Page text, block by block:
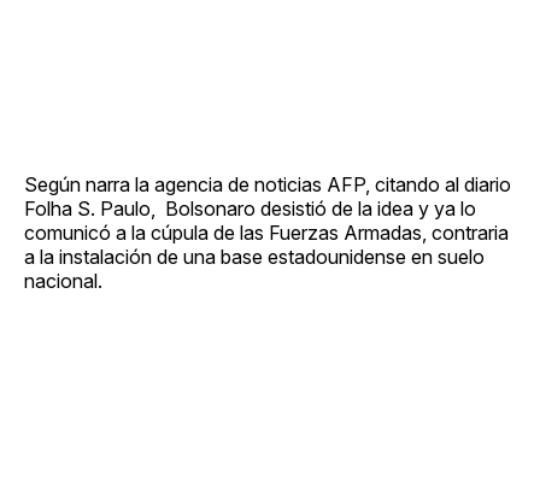
Según narra la agencia de noticias AFP, citando al diario
Folha S. Paulo, Bolsonaro desistió de la idea y ya lo
comunicó a la cúpula de las Fuerzas Armadas, contraria
a la instalación de una base estadounidense en suelo
nacional.